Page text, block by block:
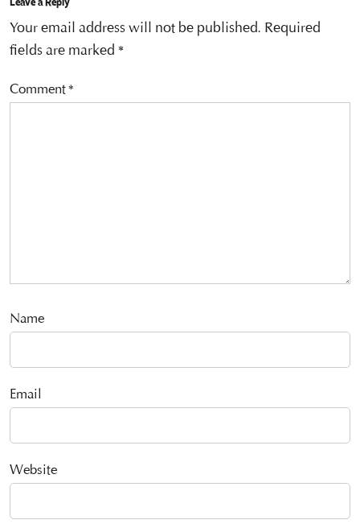
Your email address will not be published. Required
fields are marked *
Comment*
Name
Email
Website